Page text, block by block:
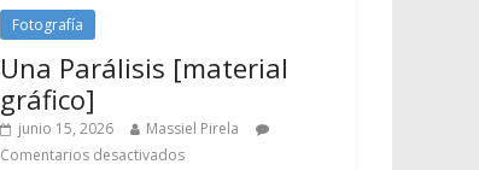
Fotografía
Una Parálisis [material
gráfico]
junio 15, 2026
Massiel Pirela
Comentarios desactivados